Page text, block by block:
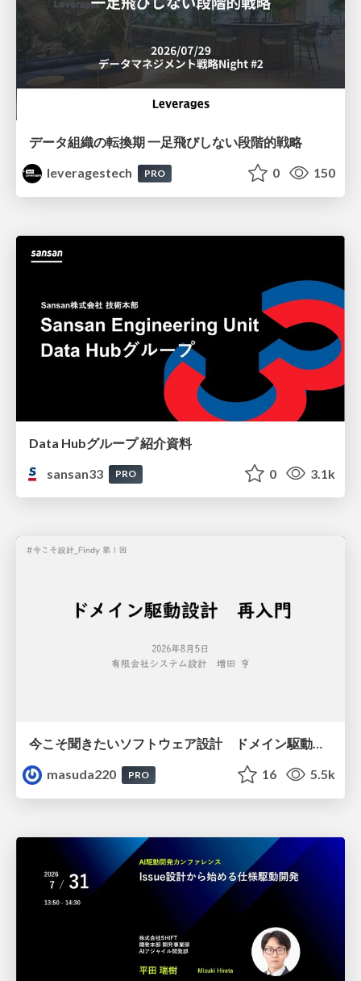
データ組織の転換期 一足飛びしない段階的戦略
leveragestech
PRO 0 150
Data Hubグループ 紹介資料
sansan33
PRO 0 3.1k
今こそ聞きたいソフトウェア設計 ドメイン駆動設計再入門
masuda220
PRO 16 5.5k